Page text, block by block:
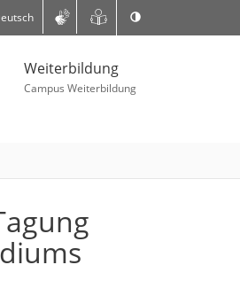
Weiterbildung
Campus Weiterbildung